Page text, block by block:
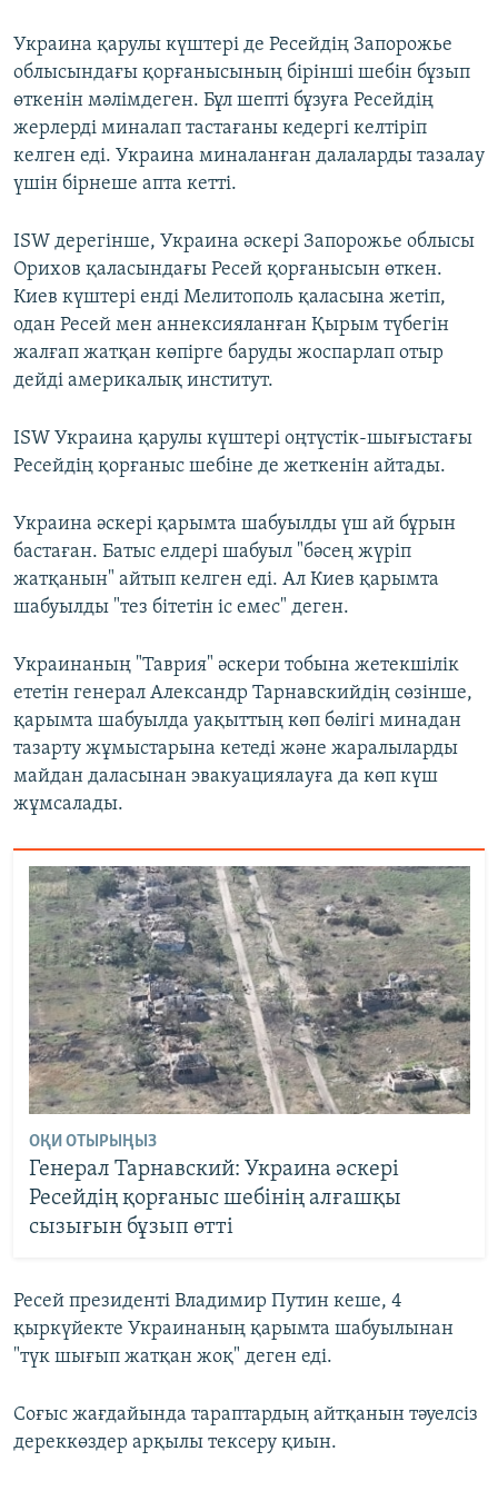
Украина қарулы күштері де Ресейдің Запорожье
облысындағы қорғанысының бірінші шебін бұзып
өткенін мәлімдеген. Бұл шепті бұзуға Ресейдің
жерлерді миналап тастағаны кедергі келтіріп
келген еді. Украина миналанған далаларды тазалау
үшін бірнеше апта кетті.
ISW дерегінше, Украина әскері Запорожье облысы
Орихов қаласындағы Ресей қорғанысын өткен.
Киев күштері енді Мелитополь қаласына жетіп,
одан Ресей мен аннексияланған Қырым түбегін
жалғап жатқан көпірге баруды жоспарлап отыр
дейді америкалық институт.
ISW Украина қарулы күштері оңтүстік-шығыстағы
Ресейдің қорғаныс шебіне де жеткенін айтады.
Украина әскері қарымта шабуылды үш ай бұрын
бастаған. Батыс елдері шабуыл "бәсең жүріп
жатқанын" айтып келген еді. Ал Киев қарымта
шабуылды "тез бітетін іс емес" деген.
Украинаның "Таврия" әскери тобына жетекшілік
ететін генерал Александр Тарнавскийдің сөзінше,
қарымта шабуылда уақыттың көп бөлігі минадан
тазарту жұмыстарына кетеді және жаралыларды
майдан даласынан эвакуациялауға да көп күш
жұмсалады.
ОҚИ ОТЫРЫҢЫЗ
Генерал Тарнавский: Украина әскері
Ресейдің қорғаныс шебінің алғашқы
сызығын бұзып өтті
Ресей президенті Владимир Путин кеше, 4
қыркүйекте Украинаның қарымта шабуылынан
"түк шығып жатқан жоқ" деген еді.
Соғыс жағдайында тараптардың айтқанын тәуелсіз
дереккөздер арқылы тексеру қиын.